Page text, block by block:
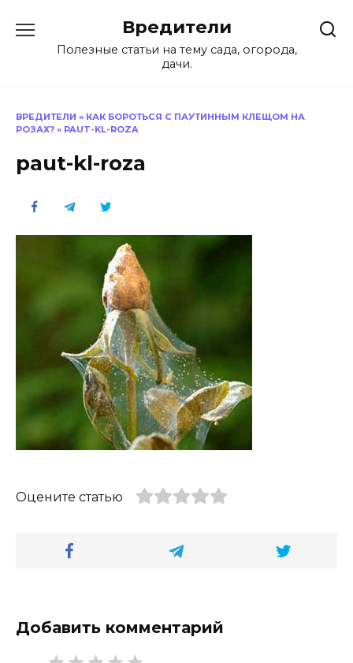
содержанию
Вредители
Полезные статьи на тему сада, огорода,
дачи.
ВРЕДИТЕЛИ » КАК БОРОТЬСЯ С ПАУТИННЫМ КЛЕЩОМ НА
РОЗАХ? » PAUT-KL-ROZA
paut-kl-roza
Оцените статью
Добавить комментарий